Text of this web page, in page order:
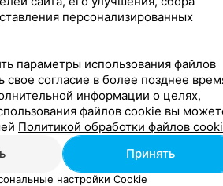
персонализированных
параметры использования файлов
свое согласие в более позднее
информации о целях,
файлов cookie вы
Политикой обработки файлов
Принять
настройки Cookie